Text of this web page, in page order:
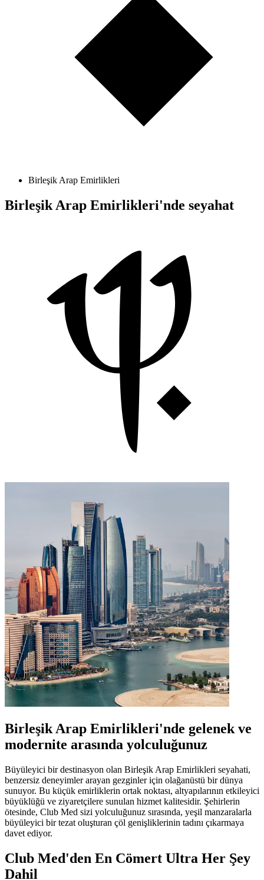
Birleşik Arap Emirlikleri
Birleşik Arap Emirlikleri'nde seyahat
Birleşik Arap Emirlikleri'nde gelenek ve
modernite arasında yolculuğunuz
Büyüleyici bir destinasyon olan Birleşik Arap Emirlikleri seyahati,
benzersiz deneyimler arayan gezginler için olağanüstü bir dünya
sunuyor. Bu küçük emirliklerin ortak noktası, altyapılarının etkileyici
büyüklüğü ve ziyaretçilere sunulan hizmet kalitesidir. Şehirlerin
ötesinde, Club Med sizi yolculuğunuz sırasında, yeşil manzaralarla
büyüleyici bir tezat oluşturan çöl genişliklerinin tadını çıkarmaya
davet ediyor.
Club Med'den En Cömert Ultra Her Şey
Dahil